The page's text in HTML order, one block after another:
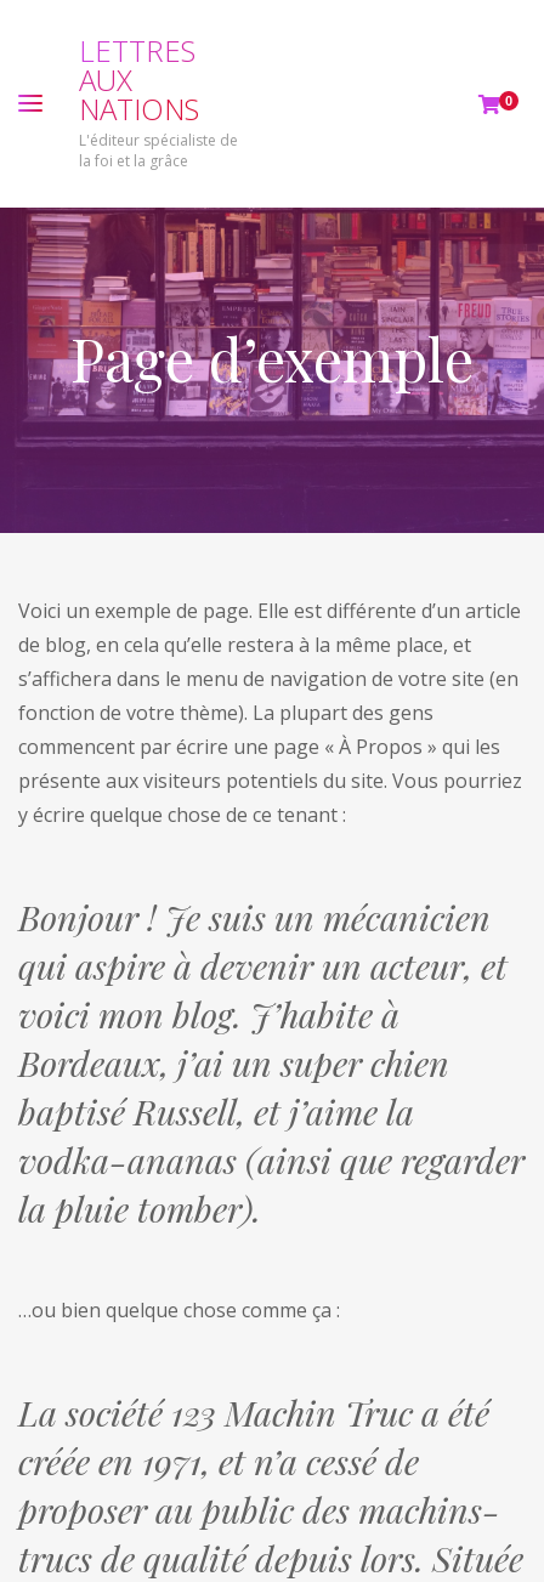
LETTRES
AUX
NATIONS
L'éditeur spécialiste de
la foi et la grâce
0
Page d’exemple
Voici un exemple de page. Elle est différente d’un article
de blog, en cela qu’elle restera à la même place, et
s’affichera dans le menu de navigation de votre site (en
fonction de votre thème). La plupart des gens
commencent par écrire une page « À Propos » qui les
présente aux visiteurs potentiels du site. Vous pourriez
y écrire quelque chose de ce tenant :
Bonjour ! Je suis un mécanicien
qui aspire à devenir un acteur, et
voici mon blog. J’habite à
Bordeaux, j’ai un super chien
baptisé Russell, et j’aime la
vodka-ananas (ainsi que regarder
la pluie tomber).
…ou bien quelque chose comme ça :
La société 123 Machin Truc a été
créée en 1971, et n’a cessé de
proposer au public des machins-
trucs de qualité depuis lors. Située